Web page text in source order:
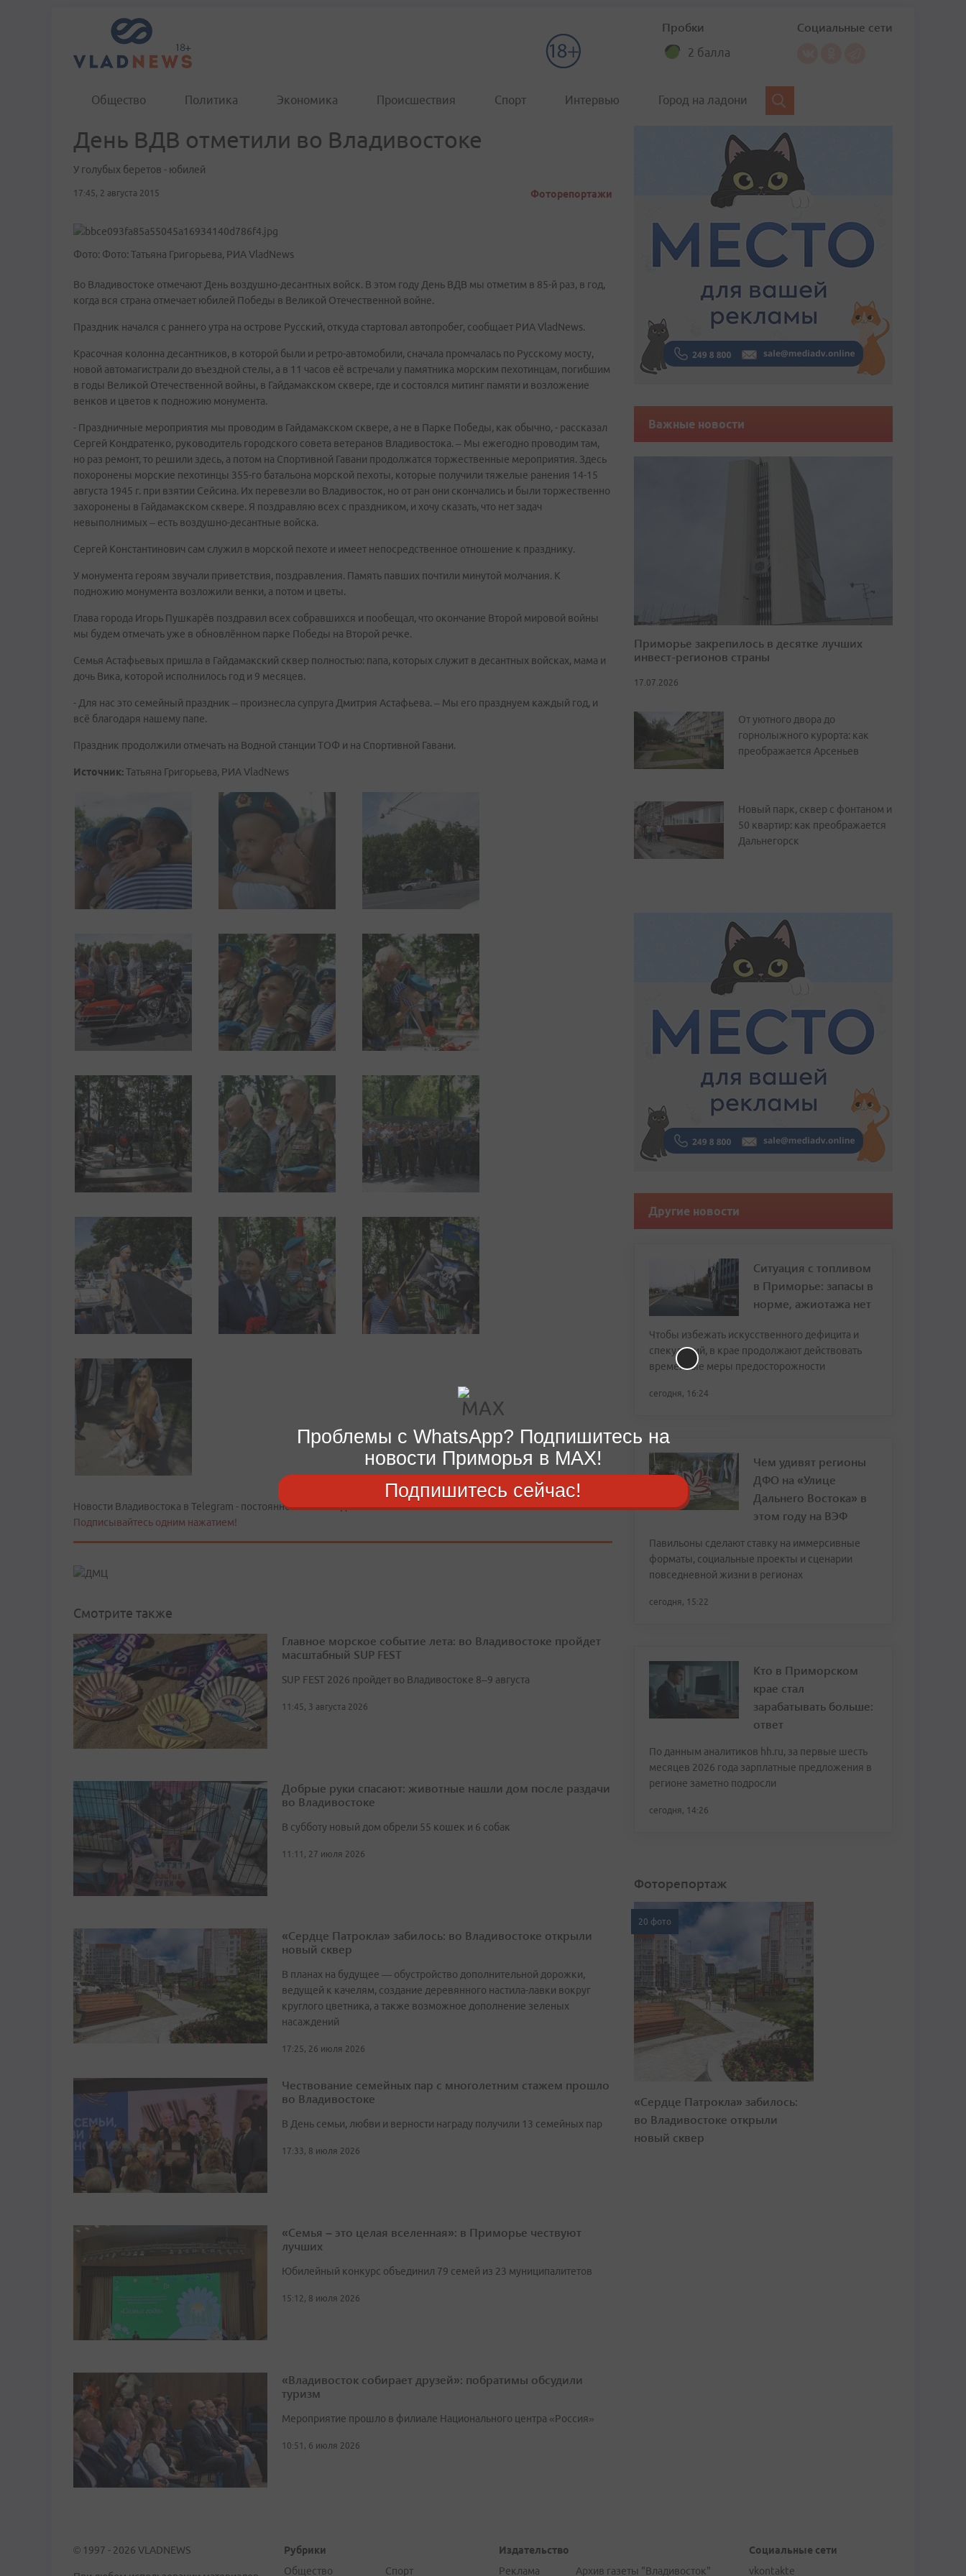
Пробки
2 балла
Социальные сети
Общество Политика Экономика Происшествия Спорт Интервью Город на ладони
День ВДВ отметили во Владивостоке
У голубых беретов - юбилей
17:45, 2 августа 2015 Фоторепортажи
Фото: Фото: Татьяна Григорьева, РИА VladNews
Во Владивостоке отмечают День воздушно-десантных войск. В этом году День ВДВ мы отметим в 85-й раз, в год,
когда вся страна отмечает юбилей Победы в Великой Отечественной войне.
Праздник начался с раннего утра на острове Русский, откуда стартовал автопробег, сообщает РИА VladNews.
Красочная колонна десантников, в которой были и ретро-автомобили, сначала промчалась по Русскому мосту,
новой автомагистрали до въездной стелы, а в 11 часов её встречали у памятника морским пехотинцам, погибшим
в годы Великой Отечественной войны, в Гайдамакском сквере, где и состоялся митинг памяти и возложение
венков и цветов к подножию монумента.
- Праздничные мероприятия мы проводим в Гайдамакском сквере, а не в Парке Победы, как обычно, - рассказал
Сергей Кондратенко, руководитель городского совета ветеранов Владивостока. – Мы ежегодно проводим там,
но раз ремонт, то решили здесь, а потом на Спортивной Гавани продолжатся торжественные мероприятия. Здесь
похоронены морские пехотинцы 355-го батальона морской пехоты, которые получили тяжелые ранения 14-15
августа 1945 г. при взятии Сейсина. Их перевезли во Владивосток, но от ран они скончались и были торжественно
захоронены в Гайдамакском сквере. Я поздравляю всех с праздником, и хочу сказать, что нет задач
невыполнимых – есть воздушно-десантные войска.
Сергей Константинович сам служил в морской пехоте и имеет непосредственное отношение к празднику.
У монумента героям звучали приветствия, поздравления. Память павших почтили минутой молчания. К
подножию монумента возложили венки, а потом и цветы.
Глава города Игорь Пушкарёв поздравил всех собравшихся и пообещал, что окончание Второй мировой войны
мы будем отмечать уже в обновлённом парке Победы на Второй речке.
Семья Астафьевых пришла в Гайдамакский сквер полностью: папа, которых служит в десантных войсках, мама и
дочь Вика, которой исполнилось год и 9 месяцев.
- Для нас это семейный праздник – произнесла супруга Дмитрия Астафьева. – Мы его празднуем каждый год, и
всё благодаря нашему папе.
Праздник продолжили отмечать на Водной станции ТОФ и на Спортивной Гавани.
Источник:Татьяна Григорьева, РИА VladNews
Новости Владивостока в Telegram - постоянно в течение дня.
Подписывайтесь одним нажатием!
Смотрите также
Главное морское событие лета: во Владивостоке пройдет
масштабный SUP FEST
SUP FEST 2026 пройдет во Владивостоке 8–9 августа
11:45, 3 августа 2026
Добрые руки спасают: животные нашли дом после раздачи
во Владивостоке
В субботу новый дом обрели 55 кошек и 6 собак
11:11, 27 июля 2026
«Сердце Патрокла» забилось: во Владивостоке открыли
новый сквер
В планах на будущее — обустройство дополнительной дорожки,
ведущей к качелям, создание деревянного настила-лавки вокруг
круглого цветника, а также возможное дополнение зеленых
насаждений
17:25, 26 июля 2026
Чествование семейных пар с многолетним стажем прошло
во Владивостоке
В День семьи, любви и верности награду получили 13 семейных пар
17:33, 8 июля 2026
«Семья – это целая вселенная»: в Приморье чествуют
лучших
Юбилейный конкурс объединил 79 семей из 23 муниципалитетов
15:12, 8 июля 2026
«Владивосток собирает друзей»: побратимы обсудили
туризм
Мероприятие прошло в филиале Национального центра «Россия»
10:51, 6 июля 2026
Важные новости
Приморье закрепилось в десятке лучших
инвест-регионов страны
17.07.2026
От уютного двора до
горнолыжного курорта: как
преображается Арсеньев
Новый парк, сквер с фонтаном и
50 квартир: как преображается
Дальнегорск
Другие новости
Ситуация с топливом
в Приморье: запасы в
норме, ажиотажа нет
Чтобы избежать искусственного дефицита и
спекуляций, в крае продолжают действовать
временные меры предосторожности
сегодня, 16:24
Чем удивят регионы
ДФО на «Улице
Дальнего Востока» в
этом году на ВЭФ
Павильоны сделают ставку на иммерсивные
форматы, социальные проекты и сценарии
повседневной жизни в регионах
сегодня, 15:22
Кто в Приморском
крае стал
зарабатывать больше:
ответ
По данным аналитиков hh.ru, за первые шесть
месяцев 2026 года зарплатные предложения в
регионе заметно подросли
сегодня, 14:26
Фоторепортаж
20 фото
«Сердце Патрокла» забилось:
во Владивостоке открыли
новый сквер
© 1997 - 2026 VLADNEWS
Рубрики
Общество
Спорт
Издательство
Реклама
Архив газеты "Владивосток"
Социальные сети
vkontakte
Проблемы с WhatsApp? Подпишитесь на
новости Приморья в MAX!
Подпишитесь сейчас!